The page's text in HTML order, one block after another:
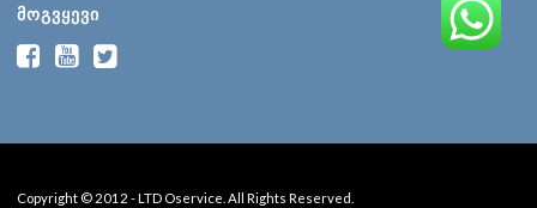
ᲛᲝᲒᲕᲧᲔᲕᲘ
Copyright © 2012 - LTD Oservice. All Rights Reserved.